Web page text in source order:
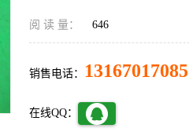
阅 读 量： 646
销售电话： 13167017085
在线QQ：